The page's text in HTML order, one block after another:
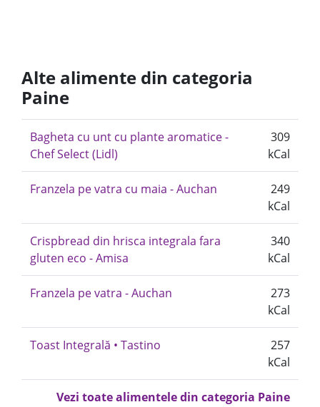
Alte alimente din categoria
Paine
Bagheta cu unt cu plante aromatice -
Chef Select (Lidl)
309
kCal
Franzela pe vatra cu maia - Auchan
249
kCal
Crispbread din hrisca integrala fara
gluten eco - Amisa
340
kCal
Franzela pe vatra - Auchan
273
kCal
Toast Integrală • Tastino
257
kCal
Vezi toate alimentele din categoria Paine